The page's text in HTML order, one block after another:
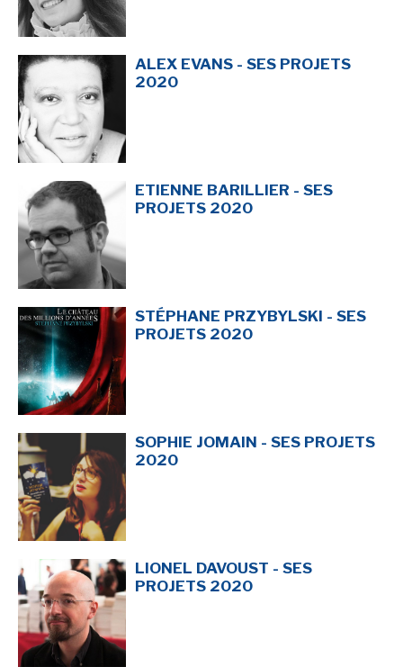
ALEX EVANS - SES PROJETS
2020
ETIENNE BARILLIER - SES
PROJETS 2020
STÉPHANE PRZYBYLSKI - SES
PROJETS 2020
SOPHIE JOMAIN - SES PROJETS
2020
LIONEL DAVOUST - SES
PROJETS 2020